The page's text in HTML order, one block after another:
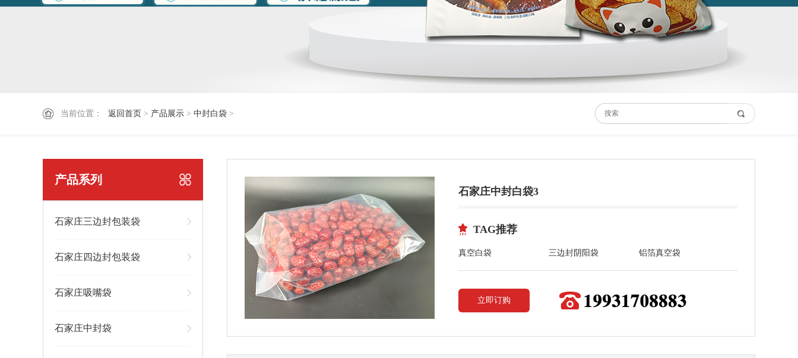
当前位置： 返回首页 > 产品展示 > 中封白袋 >
产品系列
石家庄三边封包装袋
石家庄四边封包装袋
石家庄吸嘴袋
石家庄中封袋
石家庄中封白袋3
TAG推荐
真空白袋 三边封阴阳袋 铝箔真空袋
立即订购